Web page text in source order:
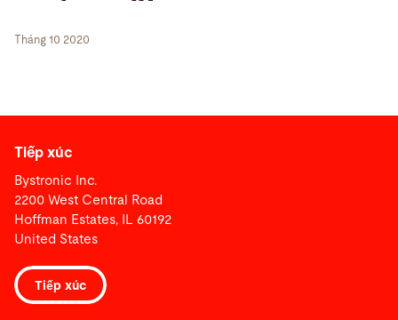
Tháng 10 2020
Tiếp xúc
Bystronic Inc.
2200 West Central Road
Hoffman Estates, IL 60192
United States
Tiếp xúc